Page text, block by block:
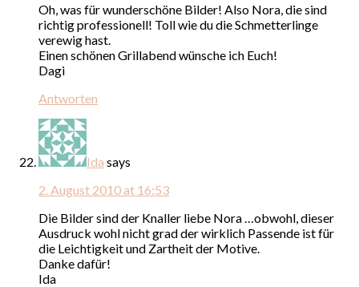
Oh, was für wunderschöne Bilder! Also Nora, die sind
richtig professionell! Toll wie du die Schmetterlinge
verewig hast.
Einen schönen Grillabend wünsche ich Euch!
Dagi
Antworten
Ida says
2. August 2010 at 16:53
Die Bilder sind der Knaller liebe Nora …obwohl, dieser
Ausdruck wohl nicht grad der wirklich Passende ist für
die Leichtigkeit und Zartheit der Motive.
Danke dafür!
Ida